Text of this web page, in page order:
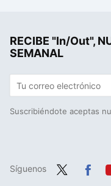
RECIBE "In/Out",
SEMANAL
Suscribiéndote aceptas
Síguenos